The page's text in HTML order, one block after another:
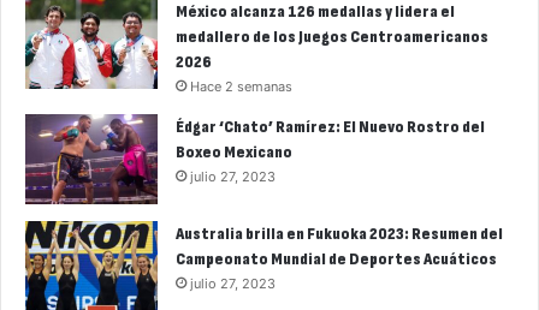
México alcanza 126 medallas y lidera el
medallero de los Juegos Centroamericanos
2026
Hace 2 semanas
Édgar ‘Chato’ Ramírez: El Nuevo Rostro del
Boxeo Mexicano
julio 27, 2023
Australia brilla en Fukuoka 2023: Resumen del
Campeonato Mundial de Deportes Acuáticos
julio 27, 2023